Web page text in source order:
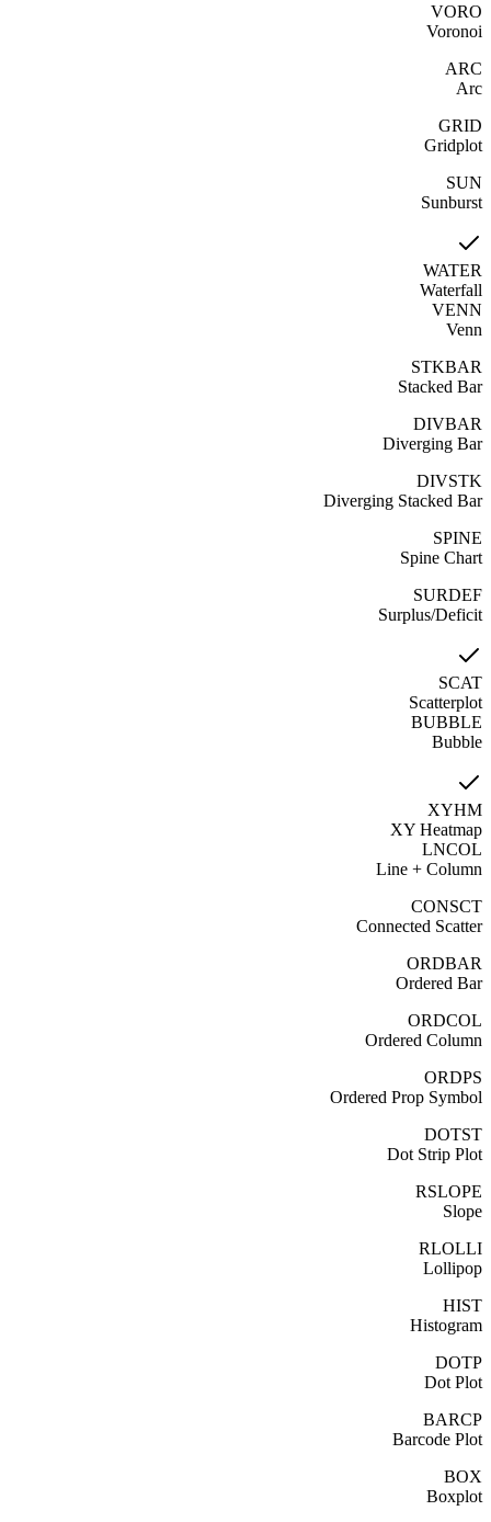
VORO
Voronoi
ARC
Arc
GRID
Gridplot
SUN
Sunburst
WATER
Waterfall
VENN
Venn
STKBAR
Stacked Bar
DIVBAR
Diverging Bar
DIVSTK
Diverging Stacked Bar
SPINE
Spine Chart
SURDEF
Surplus/Deficit
SCAT
Scatterplot
BUBBLE
Bubble
XYHM
XY Heatmap
LNCOL
Line + Column
CONSCT
Connected Scatter
ORDBAR
Ordered Bar
ORDCOL
Ordered Column
ORDPS
Ordered Prop Symbol
DOTST
Dot Strip Plot
RSLOPE
Slope
RLOLLI
Lollipop
HIST
Histogram
DOTP
Dot Plot
BARCP
Barcode Plot
BOX
Boxplot